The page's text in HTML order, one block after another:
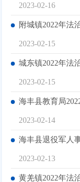
2023-02-16
附城镇2022年法
2023-02-15
城东镇2022年法
2023-02-15
海丰县教育局
2023-02-14
海丰县退役军人
2023-02-13
黄羌镇2022年法